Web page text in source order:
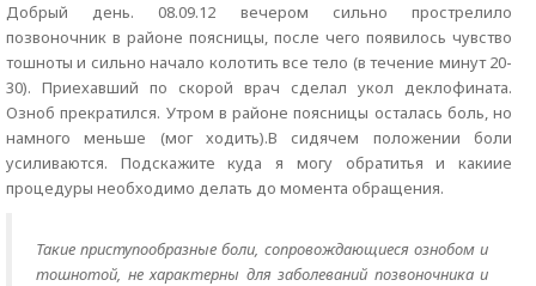
Добрый день. 08.09.12 вечером сильно прострелило
позвоночник в районе поясницы, после чего появилось чувство
тошноты и сильно начало колотить все тело (в течение минут 20-
30). Приехавший по скорой врач сделал укол деклофината.
Озноб прекратился. Утром в районе поясницы осталась боль, но
намного меньше (мог ходить).В сидячем положении боли
усиливаются. Подскажите куда я могу обратитья и какиие
процедуры необходимо делать до момента обращения.
Такие приступообразные боли, сопровождающиеся ознобом и
тошнотой, не характерны для заболеваний позвоночника и